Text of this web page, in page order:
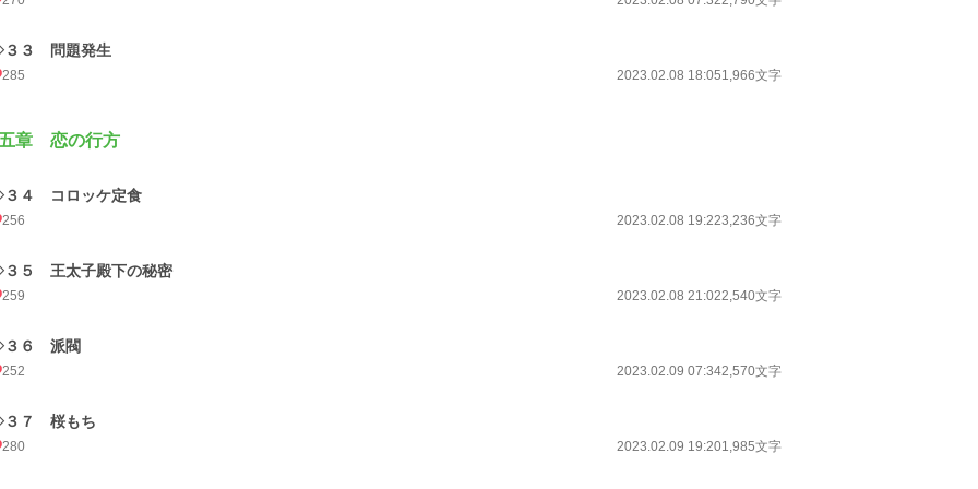
３ 問題発生
285 2023.02.08 18:051,966文字
章 恋の行方
４ コロッケ定食
256 2023.02.08 19:223,236文字
５ 王太子殿下の秘密
259 2023.02.08 21:022,540文字
６ 派閥
252 2023.02.09 07:342,570文字
７ 桜もち
280 2023.02.09 19:201,985文字